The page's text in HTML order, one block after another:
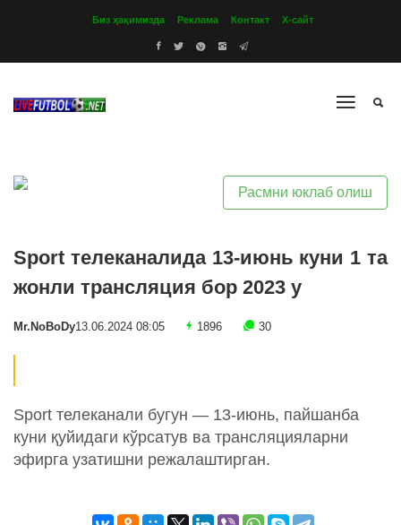
Биз ҳақимизда Реклама Контакт Х-сайт
Расмни юклаб олиш
Sport телеканалида 13-июнь куни 1 та
жонли трансляция бор 2023 y
Mr.NoBoDy13.06.2024 08:05 1896 30
Sport телеканали бугун — 13-июнь, пайшанба
куни қуйидаги кўрсатув ва трансляцияларни
эфирга узатишни режалаштирган.